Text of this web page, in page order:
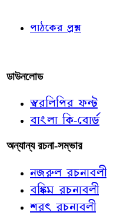
পাঠকের প্রশ্ন
ডাউনলোড
স্বরলিপির ফন্ট
বাংলা কি-বোর্ড
অন্যান্য রচনা-সম্ভার
নজরুল রচনাবলী
বঙ্কিম রচনাবলী
শরৎ রচনাবলী